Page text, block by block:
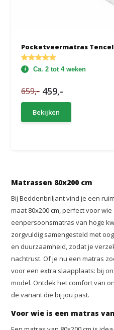
Pocketveermatras
Ca. 2 tot 4 weken
659,- 459,-
Bekijken
Matrassen 80x200 cm
Bij Beddenbriljant vind je een
maat 80x200 cm, perfect voor
eenpersoonsmatras van hoge
zorgvuldig samengesteld met
en duurzaamheid, zodat je
nachtrust. Of je nu een matras
voor een extra slaapplaats: bij
model. Ontdek het comfort van
de variant die bij jou past.
Voor wie is een matras